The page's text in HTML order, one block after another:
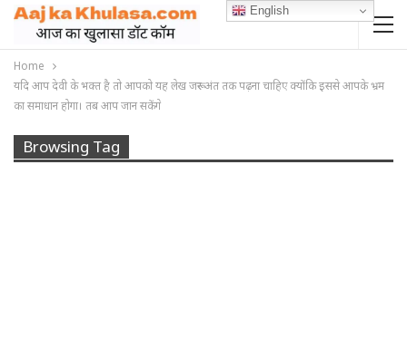
Home
यदि आप देवी के भक्त है तो आपको यह लेख जरूर अंत तक पढ़ना चाहिए क्योंकि इससे आपके भ्रम
का समाधान होगा। तब आप जान सकेंगे
Browsing Tag
English